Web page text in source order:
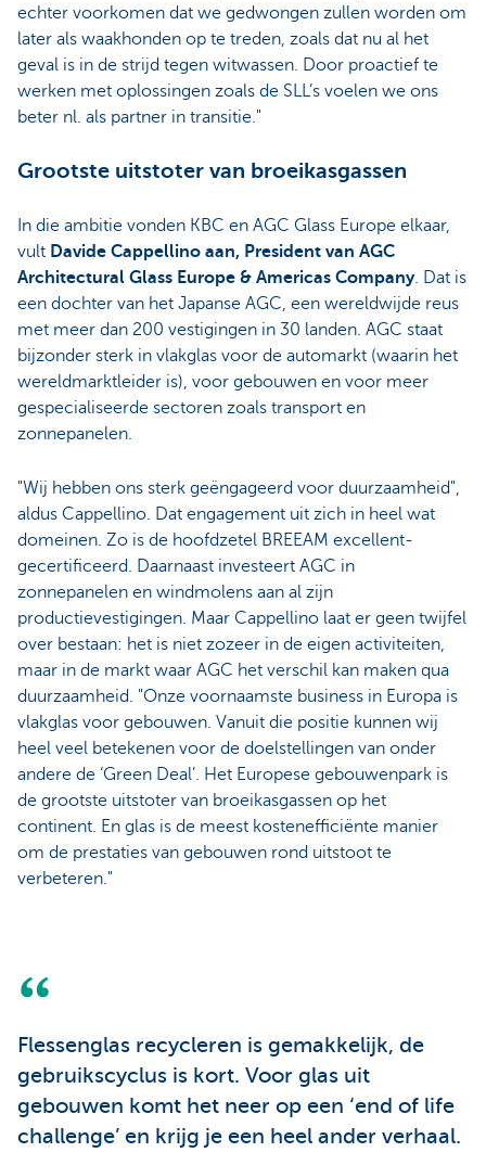
echter voorkomen dat we gedwongen zullen worden om
later als waakhonden op te treden, zoals dat nu al het
geval is in de strijd tegen witwassen. Door proactief te
werken met oplossingen zoals de SLL’s voelen we ons
beter nl. als partner in transitie."
Grootste uitstoter van broeikasgassen
In die ambitie vonden KBC en AGC Glass Europe elkaar,
vult Davide Cappellino aan, President van AGC
Architectural Glass Europe & Americas Company. Dat is
een dochter van het Japanse AGC, een wereldwijde reus
met meer dan 200 vestigingen in 30 landen. AGC staat
bijzonder sterk in vlakglas voor de automarkt (waarin het
wereldmarktleider is), voor gebouwen en voor meer
gespecialiseerde sectoren zoals transport en
zonnepanelen.
"Wij hebben ons sterk geëngageerd voor duurzaamheid",
aldus Cappellino. Dat engagement uit zich in heel wat
domeinen. Zo is de hoofdzetel BREEAM excellent-
gecertificeerd. Daarnaast investeert AGC in
zonnepanelen en windmolens aan al zijn
productievestigingen. Maar Cappellino laat er geen twijfel
over bestaan: het is niet zozeer in de eigen activiteiten,
maar in de markt waar AGC het verschil kan maken qua
duurzaamheid. "Onze voornaamste business in Europa is
vlakglas voor gebouwen. Vanuit die positie kunnen wij
heel veel betekenen voor de doelstellingen van onder
andere de ‘Green Deal’. Het Europese gebouwenpark is
de grootste uitstoter van broeikasgassen op het
continent. En glas is de meest kostenefficiënte manier
om de prestaties van gebouwen rond uitstoot te
verbeteren."
Flessenglas recycleren is gemakkelijk, de
gebruikscyclus is kort. Voor glas uit
gebouwen komt het neer op een ‘end of life
challenge’ en krijg je een heel ander verhaal.